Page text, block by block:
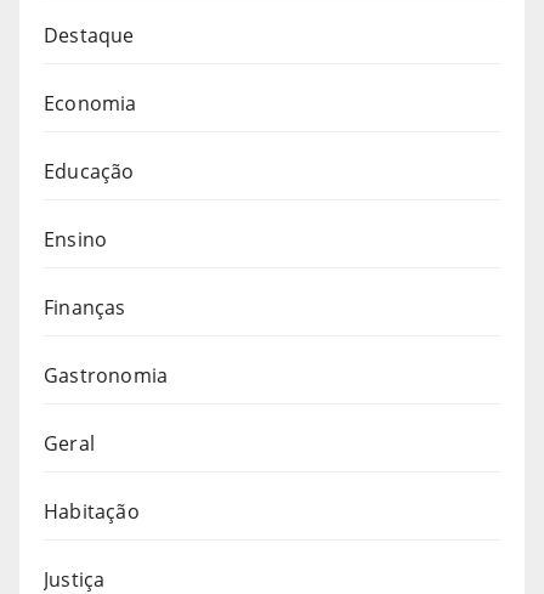
Destaque
Economia
Educação
Ensino
Finanças
Gastronomia
Geral
Habitação
Justiça